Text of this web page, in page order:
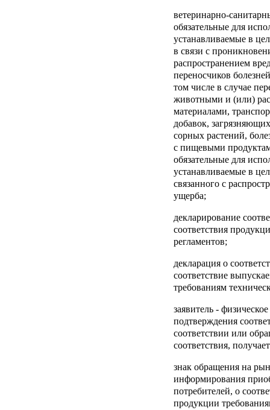
ветеринарно-
обязательные для
устанавливаемые в
в связи с
распространением
переносчиков
том числе в случае
животными и (или)
материалами,
добавок,
сорных растений,
с пищевыми
обязательные для
устанавливаемые в
связанного с
ущерба;
декларирование
соответствия
регламентов;
декларация о
соответствие
требованиям
заявитель -
подтверждения
соответствии или
соответствия,
знак обращения на
информирования
потребителей, о
продукции